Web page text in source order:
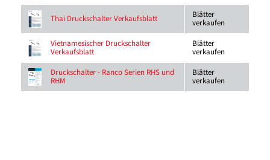
Thai Druckschalter Verkaufsblatt Blätter
verkaufen
Vietnamesischer Druckschalter
Verkaufsblatt
Blätter
verkaufen
Druckschalter - Ranco Serien RHS und
RHM
Blätter
verkaufen